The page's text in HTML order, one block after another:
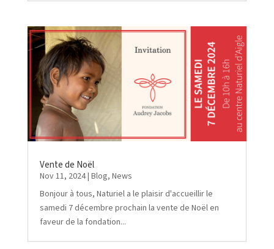
Vente de Noël
Nov 11, 2024| Blog, News
Bonjour à tous, Naturiel a le plaisir d'accueillir le
samedi 7 décembre prochain la vente de Noël en
faveur de la fondation...